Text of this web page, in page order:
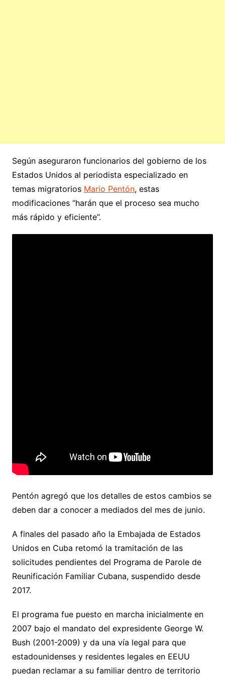
Según aseguraron funcionarios del gobierno de los
Estados Unidos al periodista especializado en
temas migratorios Mario Pentón, estas
modificaciones “harán que el proceso sea mucho
más rápido y eficiente”.
Pentón agregó que los detalles de estos cambios se
deben dar a conocer a mediados del mes de junio.
A finales del pasado año la Embajada de Estados
Unidos en Cuba retomó la tramitación de las
solicitudes pendientes del Programa de Parole de
Reunificación Familiar Cubana, suspendido desde
2017.
El programa fue puesto en marcha inicialmente en
2007 bajo el mandato del expresidente George W.
Bush (2001-2009) y da una vía legal para que
estadounidenses y residentes legales en EEUU
puedan reclamar a su familiar dentro de territorio